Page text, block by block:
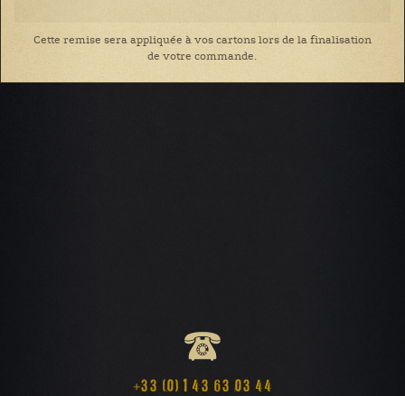
Cette remise sera appliquée à vos cartons lors de la finalisation
de votre commande.
+33 (0) 1 43 63 03 44